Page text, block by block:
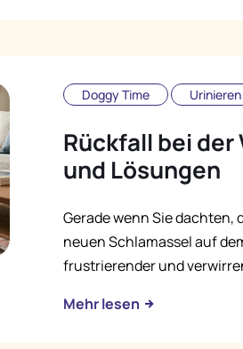
Doggy Time Urinieren
Rückfall bei
und Lösungen
Gerade wenn Sie dachten,
neuen Schlamassel auf
frustrierender und
Mehr lesen